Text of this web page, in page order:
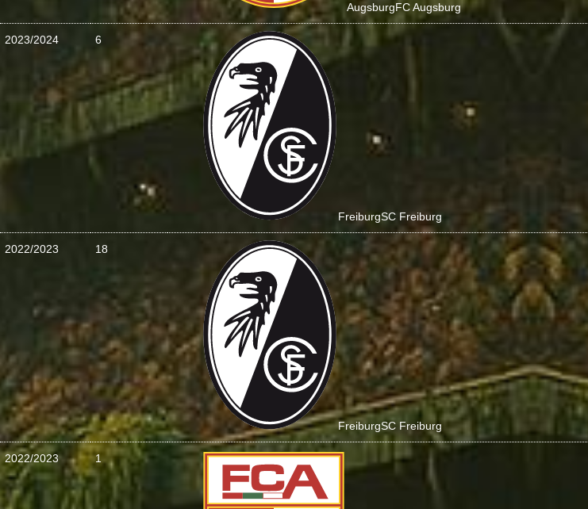
AugsburgFC Augsburg
2023/2024 6
FreiburgSC Freiburg
2022/2023 18
FreiburgSC Freiburg
2022/2023 1